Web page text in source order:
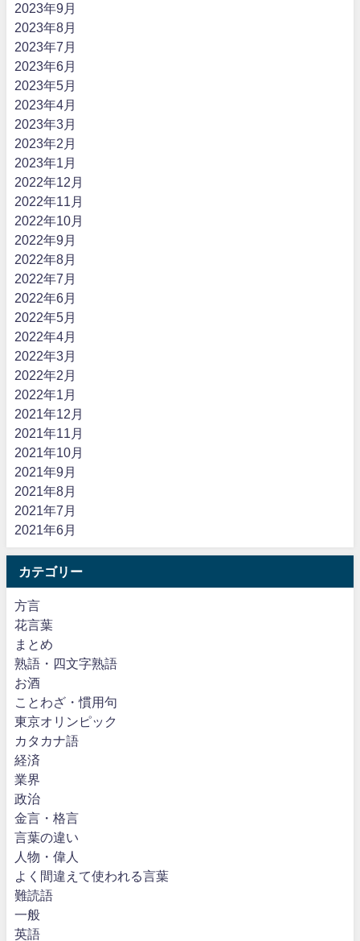
2023年9月
2023年8月
2023年7月
2023年6月
2023年5月
2023年4月
2023年3月
2023年2月
2023年1月
2022年12月
2022年11月
2022年10月
2022年9月
2022年8月
2022年7月
2022年6月
2022年5月
2022年4月
2022年3月
2022年2月
2022年1月
2021年12月
2021年11月
2021年10月
2021年9月
2021年8月
2021年7月
2021年6月
カテゴリー
方言
花言葉
まとめ
熟語・四文字熟語
お酒
ことわざ・慣用句
東京オリンピック
カタカナ語
経済
業界
政治
金言・格言
言葉の違い
人物・偉人
よく間違えて使われる言葉
難読語
一般
英語